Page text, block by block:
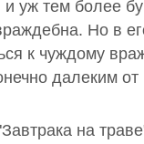
и уж тем более
Но в
к чуждому
далеким от
на